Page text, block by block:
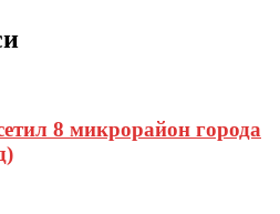
8 микрорайон города